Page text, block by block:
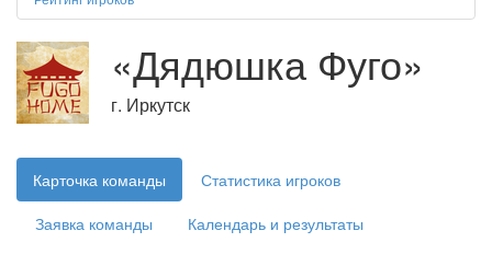
«Дядюшка Фуго»
г. Иркутск
Карточка команды
Статистика игроков
Заявка команды
Календарь и результаты